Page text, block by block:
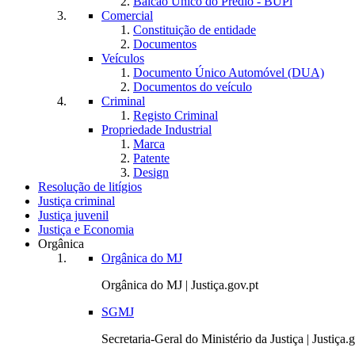
Comercial
Constituição de entidade
Documentos
Veículos
Documento Único Automóvel (DUA)
Documentos do veículo
Criminal
Registo Criminal
Propriedade Industrial
Marca
Patente
Design
Resolução de litígios
Justiça criminal
Justiça juvenil
Justiça e Economia
Orgânica
Orgânica do MJ
Orgânica do MJ | Justiça.gov.pt
SGMJ
Secretaria-Geral do Ministério da Justiça |